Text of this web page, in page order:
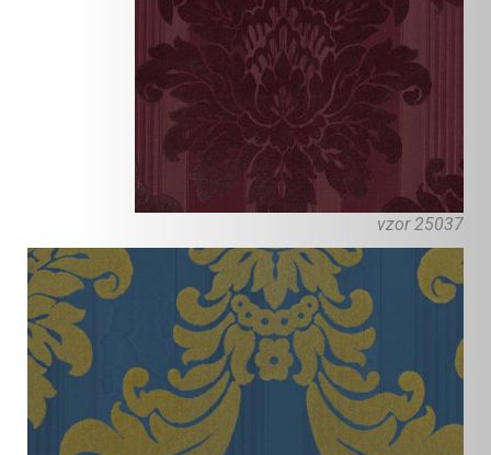
vzor 25037